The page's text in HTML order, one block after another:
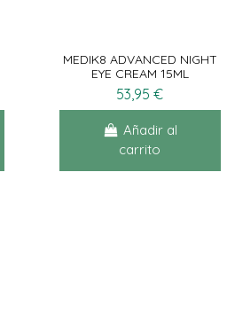
MEDIK8 ADVANCED NIGHT
EYE CREAM 15ML
53,95 €
Añadir al
carrito